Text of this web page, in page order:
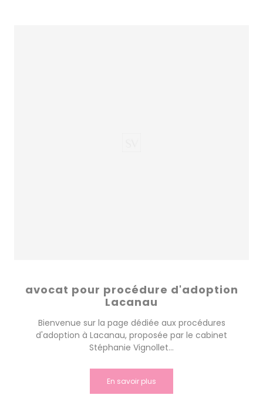
avocat pour procédure d'adoption
Lacanau
Bienvenue sur la page dédiée aux procédures
d'adoption à Lacanau, proposée par le cabinet
Stéphanie Vignollet...
En savoir plus